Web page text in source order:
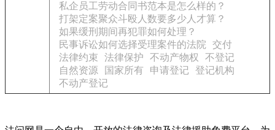
私企员工劳动合同书范本是怎么样的？
打架定案聚众斗殴人数要多少人才算？
如果缓刑期间再犯罪如何处理？
民事诉讼如何选择受理案件的法院
交付
法律约束
法律保护 不动产物权
不登记
自然资源
国家所有 申请登记
登记机构
不动产登记